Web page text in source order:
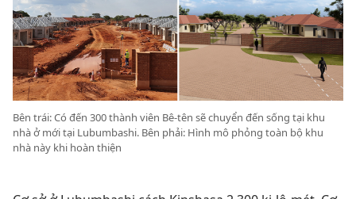
Bên trái: Có đến 300 thành viên Bê-tên sẽ chuyển đến sống tại khu
nhà ở mới tại Lubumbashi. Bên phải: Hình mô phỏng toàn bộ khu
nhà này khi hoàn thiện